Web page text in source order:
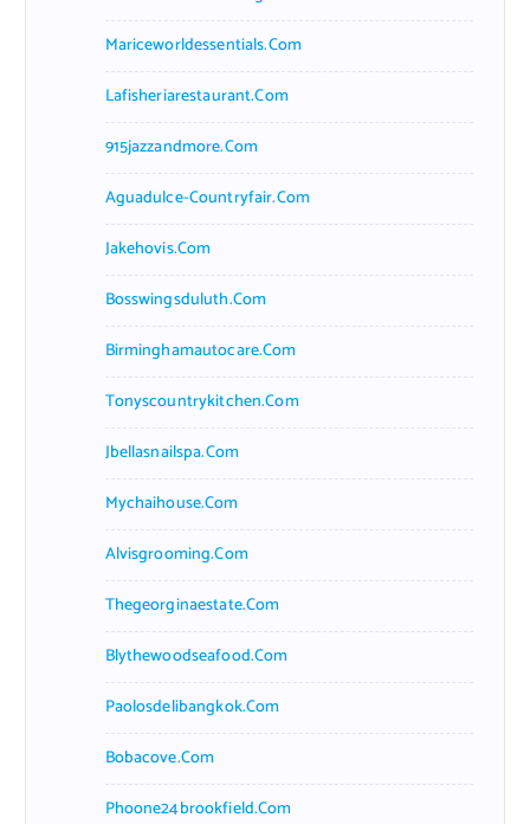
Mariceworldessentials.com
Lafisheriarestaurant.com
915jazzandmore.com
Aguadulce-Countryfair.com
Jakehovis.com
Bosswingsduluth.com
Birminghamautocare.com
Tonyscountrykitchen.com
Jbellasnailspa.com
Mychaihouse.com
Alvisgrooming.com
Thegeorginaestate.com
Blythewoodseafood.com
Paolosdelibangkok.com
Bobacove.com
Phoone24brookfield.com